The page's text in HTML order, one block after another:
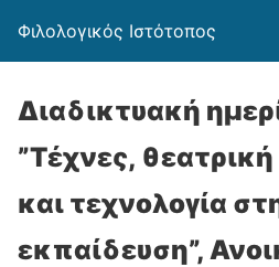
Φιλολογικός Ιστότοπος
Διαδικτυακή
”Τέχνες,
και τεχνολογία
εκπαίδευση”,